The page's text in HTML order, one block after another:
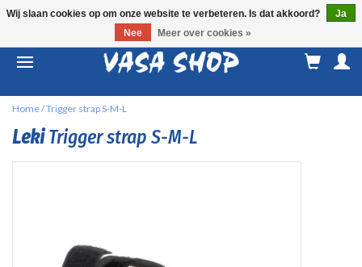
Home/Trigger strap S-M-L
LekiTrigger strap S-M-L
Wij slaan cookies op om onze website te verbeteren. Is dat akkoord?
Ja
Nee
Meer over cookies »